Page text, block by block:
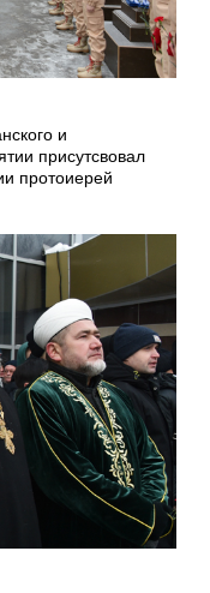
и
присутсвовал
протоиерей